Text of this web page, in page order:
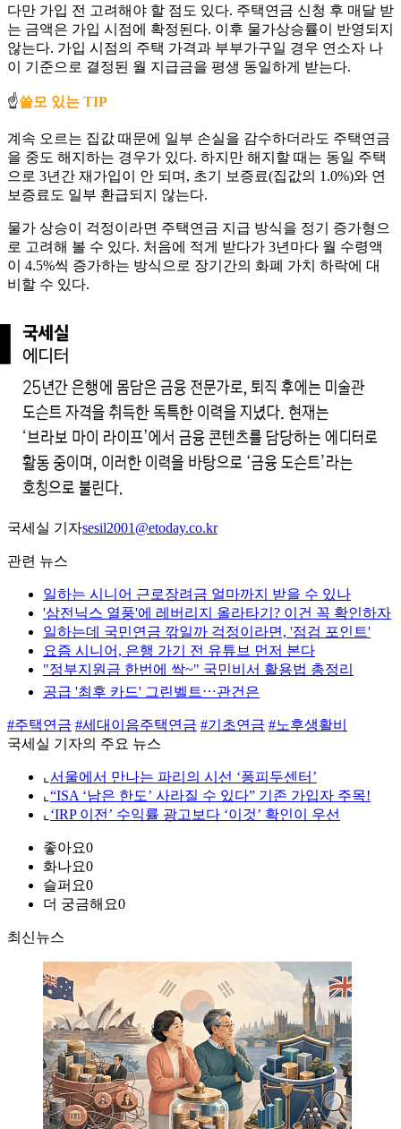
다만 가입 전 고려해야 할 점도 있다. 주택연금 신청 후 매달 받
는 금액은 가입 시점에 확정된다. 이후 물가상승률이 반영되지
않는다. 가입 시점의 주택 가격과 부부가구일 경우 연소자 나
이 기준으로 결정된 월 지급금을 평생 동일하게 받는다.
☝️쓸모 있는 TIP
계속 오르는 집값 때문에 일부 손실을 감수하더라도 주택연금
을 중도 해지하는 경우가 있다. 하지만 해지할 때는 동일 주택
으로 3년간 재가입이 안 되며, 초기 보증료(집값의 1.0%)와 연
보증료도 일부 환급되지 않는다.
물가 상승이 걱정이라면 주택연금 지급 방식을 정기 증가형으
로 고려해 볼 수 있다. 처음에 적게 받다가 3년마다 월 수령액
이 4.5%씩 증가하는 방식으로 장기간의 화폐 가치 하락에 대
비할 수 있다.
국세실 기자sesil2001@etoday.co.kr
관련 뉴스
일하는 시니어 근로장려금 얼마까지 받을 수 있나
'삼전닉스 열풍'에 레버리지 올라타기? 이건 꼭 확인하자
일하는데 국민연금 깎일까 걱정이라면, '점검 포인트'
요즘 시니어, 은행 가기 전 유튜브 먼저 본다
"정부지원금 한번에 싹~" 국민비서 활용법 총정리
공급 '최후 카드' 그린벨트⋯관건은
#주택연금 #세대이음주택연금 #기초연금 #노후생활비
국세실 기자의 주요 뉴스
⌞ 서울에서 만나는 파리의 시선 ‘퐁피두센터’
⌞ “ISA ‘남은 한도’ 사라질 수 있다” 기존 가입자 주목!
⌞ ‘IRP 이전’ 수익률 광고보다 ‘이것’ 확인이 우선
좋아요0
화나요0
슬퍼요0
더 궁금해요0
최신뉴스